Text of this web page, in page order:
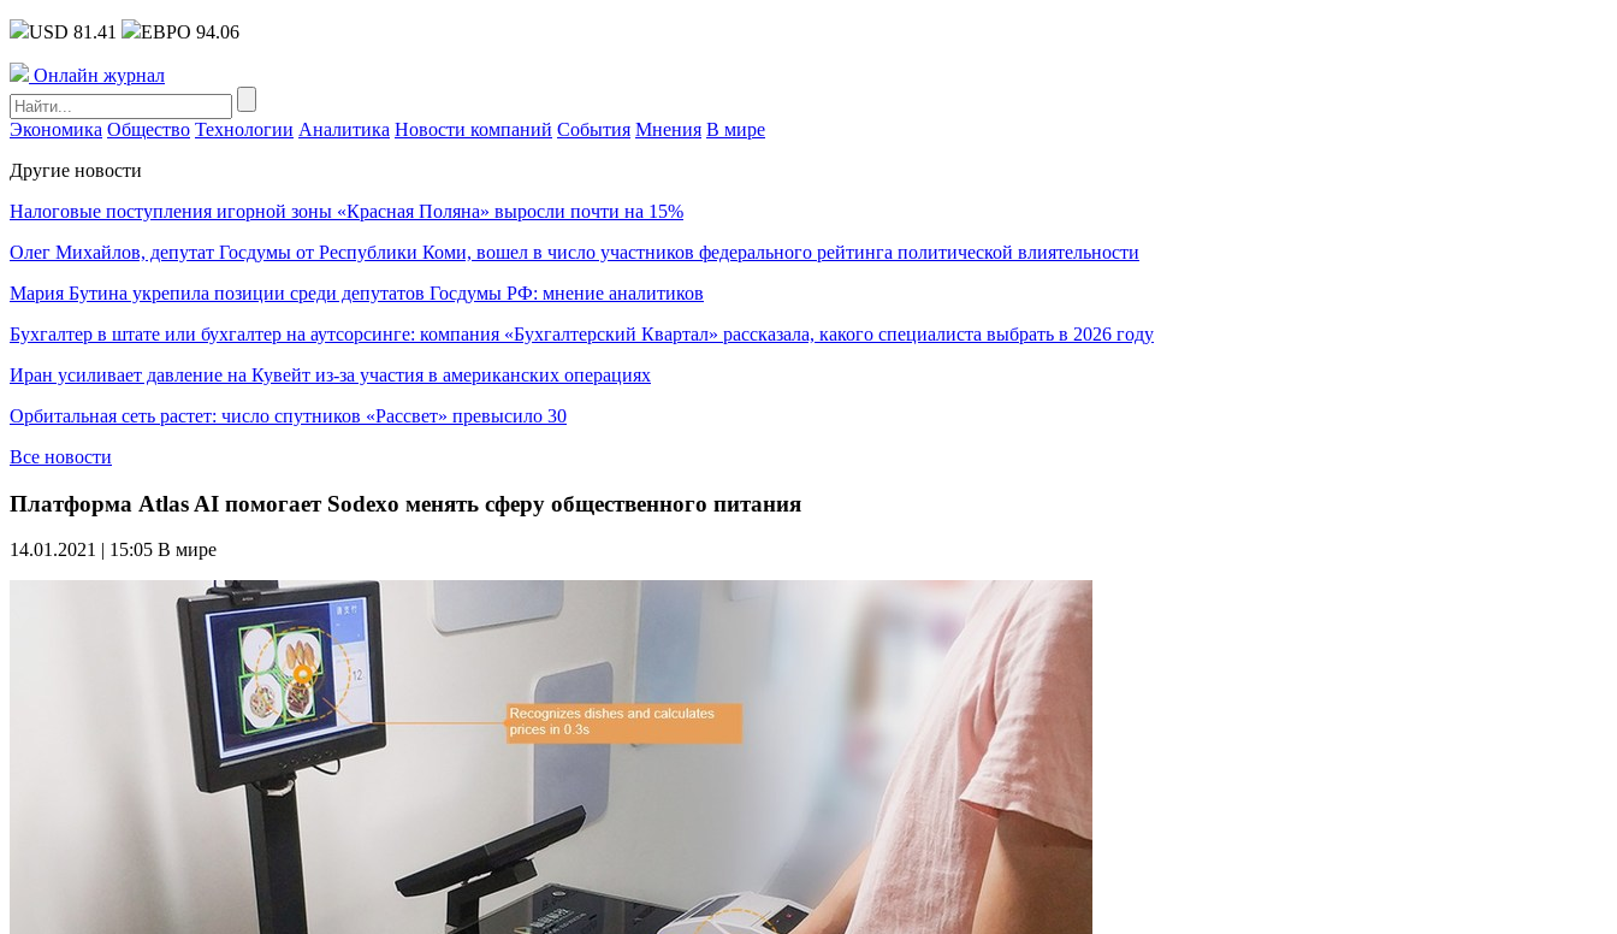
USD 81.41 ЕВРО 94.06
Онлайн журнал
Экономика Общество Технологии Аналитика Новости компаний События Мнения В мире
Другие новости
Налоговые поступления игорной зоны «Красная Поляна» выросли почти на 15%
Олег Михайлов, депутат Госдумы от Республики Коми, вошел в число участников федерального рейтинга политической влиятельности
Мария Бутина укрепила позиции среди депутатов Госдумы РФ: мнение аналитиков
Бухгалтер в штате или бухгалтер на аутсорсинге: компания «Бухгалтерский Квартал» рассказала, какого специалиста выбрать в 2026 году
Иран усиливает давление на Кувейт из-за участия в американских операциях
Орбитальная сеть растет: число спутников «Рассвет» превысило 30
Все новости
Платформа Atlas AI помогает Sodexo менять сферу общественного питания
14.01.2021 | 15:05 В мире